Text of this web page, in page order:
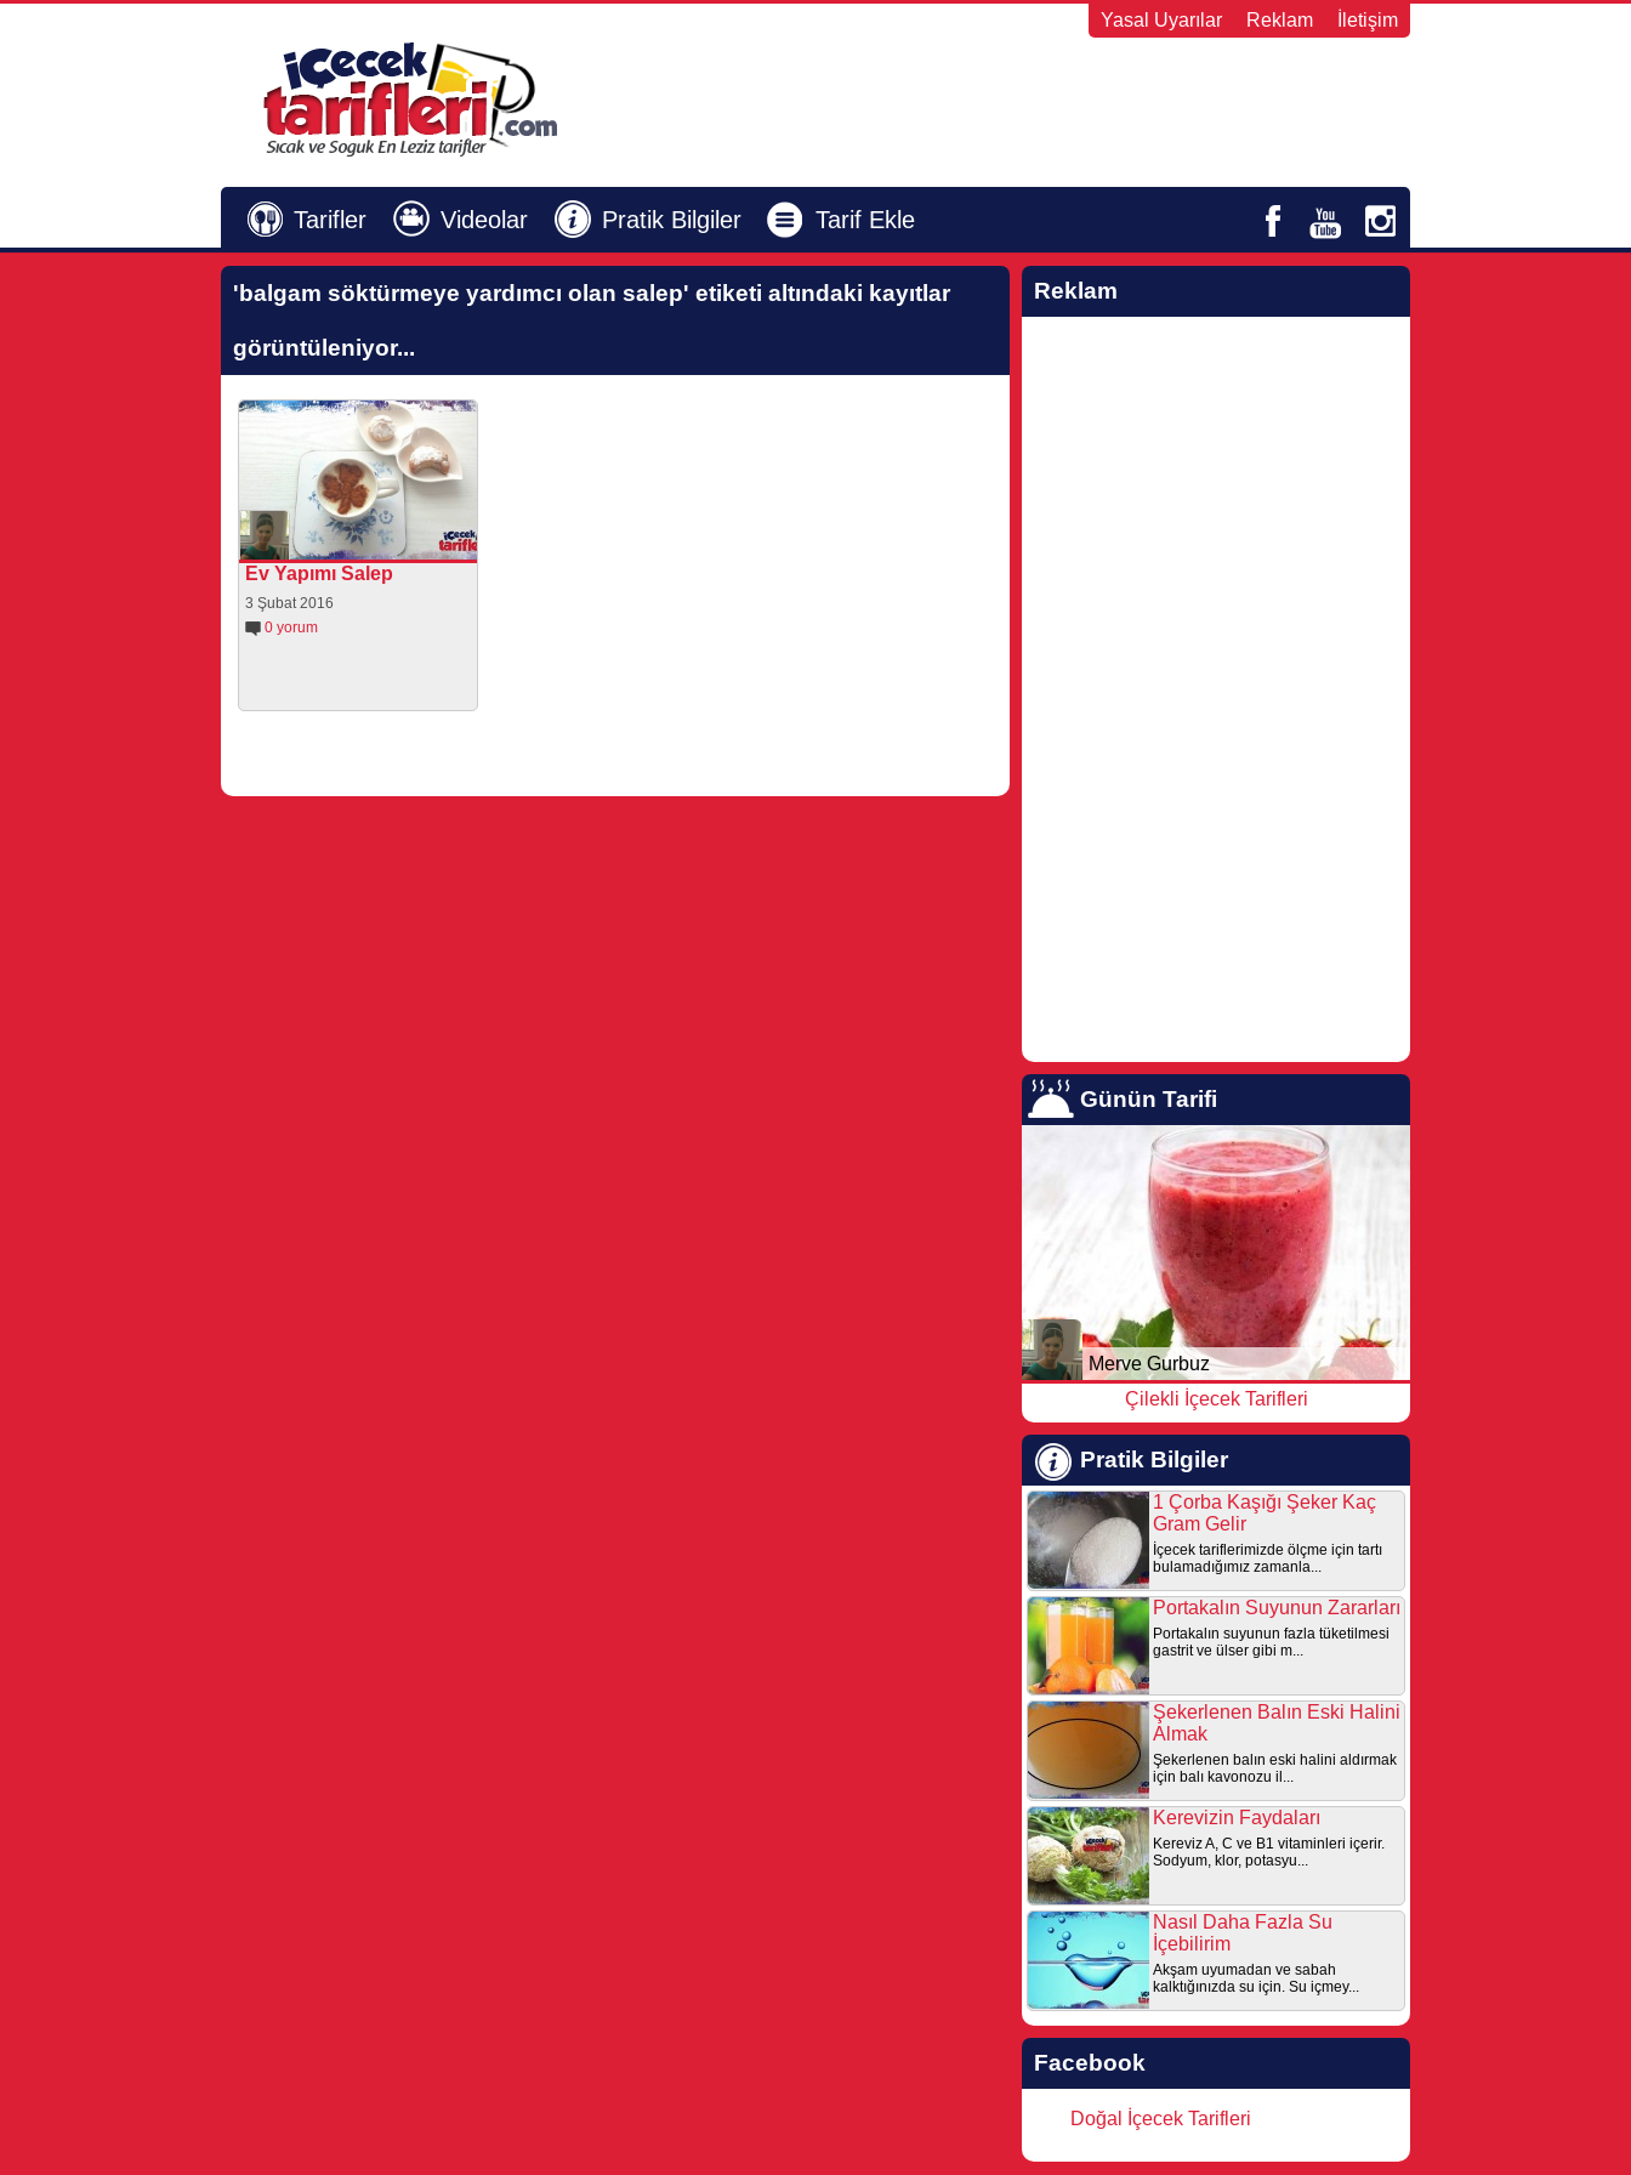
Yasal Uyarılar Reklam İletişim
Tarifler Videolar Pratik Bilgiler Tarif Ekle
'balgam söktürmeye yardımcı olan salep' etiketi altındaki kayıtlar
görüntüleniyor...
Ev Yapımı Salep
3 Şubat 2016
0 yorum
Reklam
Günün Tarifi
Merve Gurbuz
Çilekli İçecek Tarifleri
Pratik Bilgiler
1 Çorba Kaşığı Şeker Kaç
Gram Gelir
İçecek tariflerimizde ölçme için tartı
bulamadığımız zamanla...
Portakalın Suyunun Zararları
Portakalın suyunun fazla tüketilmesi
gastrit ve ülser gibi m...
Şekerlenen Balın Eski Halini
Almak
Şekerlenen balın eski halini aldırmak
için balı kavonozu il...
Kerevizin Faydaları
Kereviz A, C ve B1 vitaminleri içerir.
Sodyum, klor, potasyu...
Nasıl Daha Fazla Su
İçebilirim
Akşam uyumadan ve sabah
kalktığınızda su için. Su içmey...
Facebook
Doğal İçecek Tarifleri